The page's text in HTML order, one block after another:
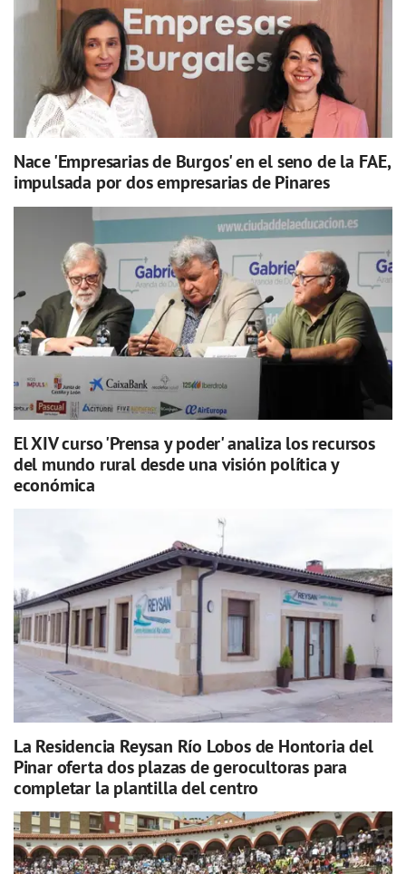
Nace 'Empresarias de Burgos' en el seno de la FAE,
impulsada por dos empresarias de Pinares
El XIV curso 'Prensa y poder' analiza los recursos
del mundo rural desde una visión política y
económica
La Residencia Reysan Río Lobos de Hontoria del
Pinar oferta dos plazas de gerocultoras para
completar la plantilla del centro